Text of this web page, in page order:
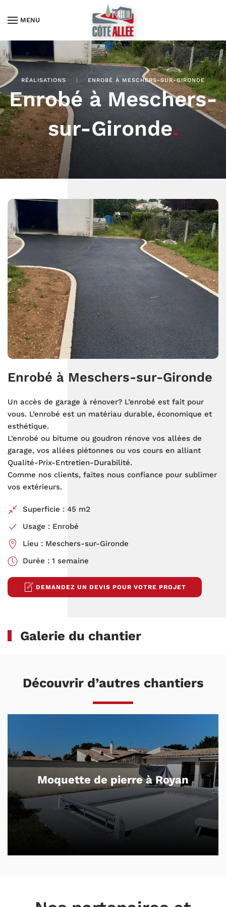
MENU
RÉALISATIONS ENROBÉ À MESCHERS-SUR-GIRONDE
Enrobé à Meschers-
sur-Gironde.
Enrobé à Meschers-sur-Gironde
Un accès de garage à rénover? L’enrobé est fait pour
vous. L’enrobé est un matériau durable, économique et
esthétique.
L’enrobé ou bitume ou goudron rénove vos allées de
garage, vos allées piétonnes ou vos cours en alliant
Qualité-Prix-Entretien-Durabilité.
Comme nos clients, faites nous confiance pour sublimer
vos extérieurs.
Superficie : 45 m2
Usage : Enrobé
Lieu : Meschers-sur-Gironde
Durée : 1 semaine
DEMANDEZ UN DEVIS POUR VOTRE PROJET
Galerie du chantier
Découvrir d’autres chantiers
Béton drainant et dalles sur plots
à Royan